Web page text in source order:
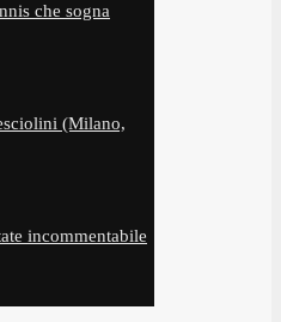
che sogna
(Milano,
incommentabile